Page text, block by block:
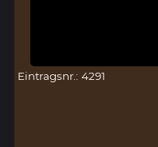
Eintragsnr.: 4291